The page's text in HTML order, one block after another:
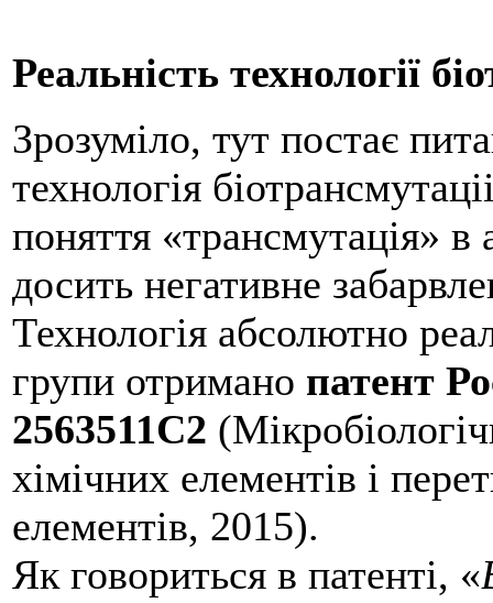
Реальність технології
Зрозуміло, тут постає
технологія
поняття «трансмутація» в
досить негативне
Технологія абсолютно
групи отримано патент
2563511C2
хімічних елементів і
елементів, 2015).
Як говориться в патенті, «